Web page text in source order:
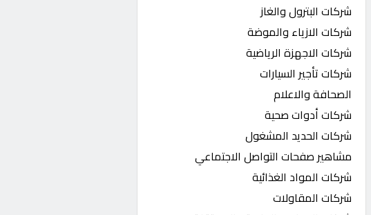
الدليل
القطري
POWERED
QHOST
شركات البترول والغاز
شركات الازياء والموضة
شركات الاجهزة الرياضية
شركات تأجير السيارات
الصحافة والاعلام
شركات أدوات صحية
شركات الحديد المشغول
مشاهير صفحات التواصل الاجتماعي
شركات المواد الغذائية
شركات المقاولات